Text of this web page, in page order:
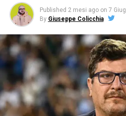
Published 2 mesi ago on 7
By Giuseppe Colicchia